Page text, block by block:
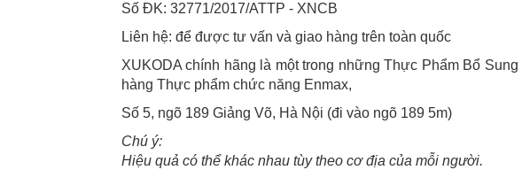
Số ĐK: 32771/2017/ATTP - XNCB
Liên hệ: để được tư vấn và giao hàng trên toàn quốc
XUKODA chính hãng là một trong những Thực Phẩm Bổ
hàng Thực phẩm chức năng Enmax,
Số 5, ngõ 189 Giảng Võ, Hà Nội (đi vào ngõ 189 5m)
Chú ý:
Hiệu quả có thể khác nhau tùy theo cơ địa của mỗi người.